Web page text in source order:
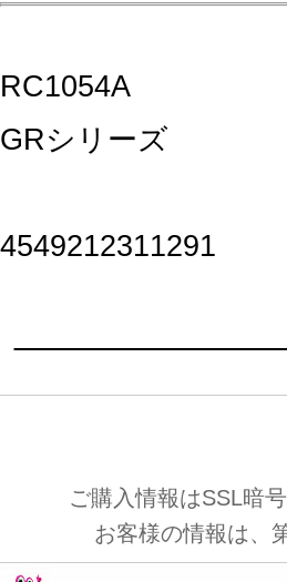
RC1054A
GRシリーズ
4549212311291
ご購入情報はSSL暗
お客様の情報は、